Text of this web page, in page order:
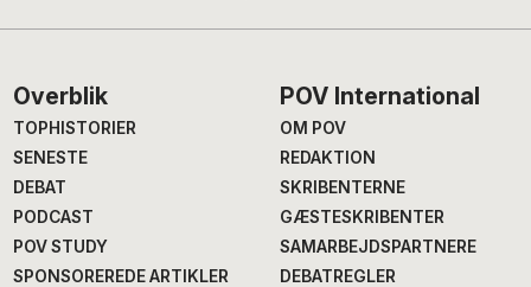
Footer
Overblik
TOPHISTORIER
SENESTE
DEBAT
PODCAST
POV STUDY
SPONSOREREDE ARTIKLER
POV International
OM POV
REDAKTION
SKRIBENTERNE
GÆSTESKRIBENTER
SAMARBEJDSPARTNERE
DEBATREGLER